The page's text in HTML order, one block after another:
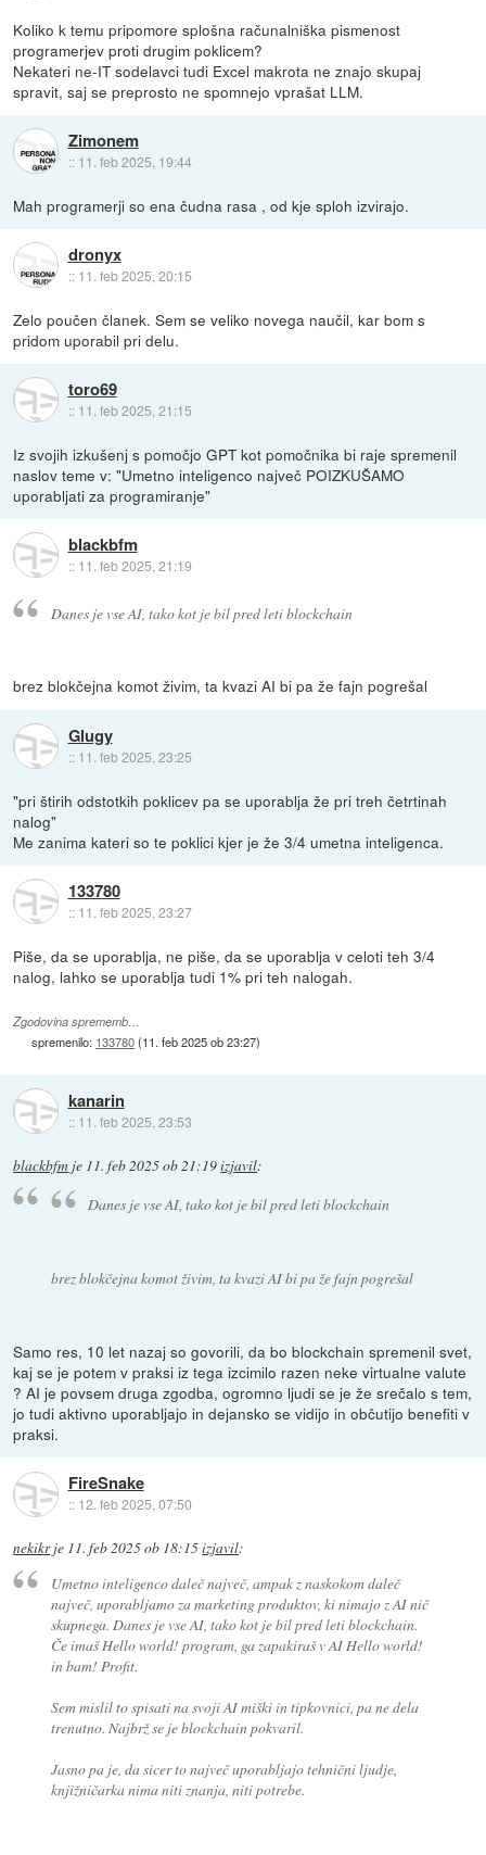
Koliko k temu pripomore splošna računalniška pismenost
programerjev proti drugim poklicem?
Nekateri ne-IT sodelavci tudi Excel makrota ne znajo skupaj
spravit, saj se preprosto ne spomnejo vprašat LLM.
Zimonem
:: 11. feb 2025, 19:44
Mah programerji so ena čudna rasa , od kje sploh izvirajo.
dronyx
:: 11. feb 2025, 20:15
Zelo poučen članek. Sem se veliko novega naučil, kar bom s
pridom uporabil pri delu.
toro69
:: 11. feb 2025, 21:15
Iz svojih izkušenj s pomočjo GPT kot pomočnika bi raje spremenil
naslov teme v: "Umetno inteligenco največ POIZKUŠAMO
uporabljati za programiranje"
blackbfm
:: 11. feb 2025, 21:19
Danes je vse AI, tako kot je bil pred leti blockchain
brez blokčejna komot živim, ta kvazi AI bi pa že fajn pogrešal
Glugy
:: 11. feb 2025, 23:25
"pri štirih odstotkih poklicev pa se uporablja že pri treh četrtinah
nalog"
Me zanima kateri so te poklici kjer je že 3/4 umetna inteligenca.
133780
:: 11. feb 2025, 23:27
Piše, da se uporablja, ne piše, da se uporablja v celoti teh 3/4
nalog, lahko se uporablja tudi 1% pri teh nalogah.
Zgodovina sprememb…
spremenilo: 133780(11. feb 2025 ob 23:27)
kanarin
:: 11. feb 2025, 23:53
blackbfm je 11. feb 2025 ob 21:19izjavil:
Danes je vse AI, tako kot je bil pred leti blockchain
brez blokčejna komot živim, ta kvazi AI bi pa že fajn pogrešal
Samo res, 10 let nazaj so govorili, da bo blockchain spremenil svet,
kaj se je potem v praksi iz tega izcimilo razen neke virtualne valute
? AI je povsem druga zgodba, ogromno ljudi se je že srečalo s tem,
jo tudi aktivno uporabljajo in dejansko se vidijo in občutijo benefiti v
praksi.
FireSnake
:: 12. feb 2025, 07:50
nekikrje 11. feb 2025 ob 18:15izjavil:
Umetno inteligenco daleč največ, ampak z naskokom daleč
največ, uporabljamo za marketing produktov, ki nimajo z AI nič
skupnega. Danes je vse AI, tako kot je bil pred leti blockchain.
Če imaš Hello world! program, ga zapakiraš v AI Hello world!
in bam! Profit.
Sem mislil to spisati na svoji AI miški in tipkovnici, pa ne dela
trenutno. Najbrž se je blockchain pokvaril.
Jasno pa je, da sicer to največ uporabljajo tehnični ljudje,
knjižničarka nima niti znanja, niti potrebe.